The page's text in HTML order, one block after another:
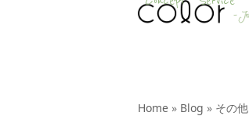
Home » Blog » その他